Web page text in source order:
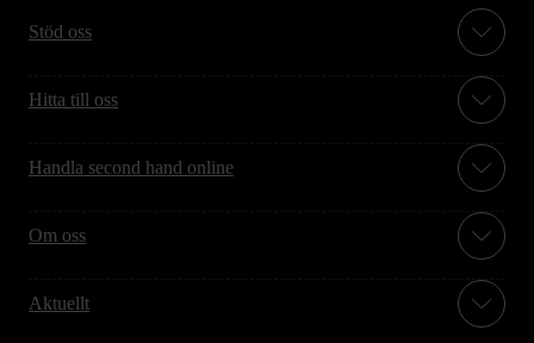
Stöd oss
Hitta till oss
Handla second hand online
Om oss
Aktuellt